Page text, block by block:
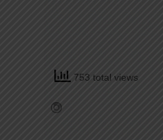
753 total views